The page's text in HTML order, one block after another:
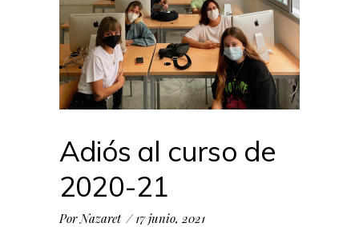
Adiós al curso de
2020-21
Por Nazaret 17 junio, 2021